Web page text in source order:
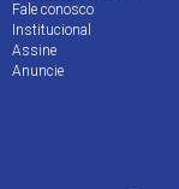
Fale conosco
Institucional
Assine
Anuncie